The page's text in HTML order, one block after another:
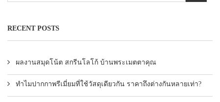
RECENT POSTS
ผลงานสมุดโน้ต สกรีนโลโก้ บ้านพระเมตตาคุณ
ทำไมปากกาพรีเมี่ยมที่ใช้วัสดุเดียวกัน ราคาถึงต่างกันหลายเท่า?